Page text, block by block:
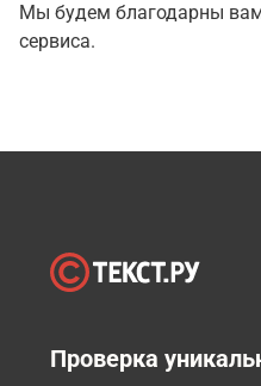
Мы будем благодарны
сервиса.
Проверка